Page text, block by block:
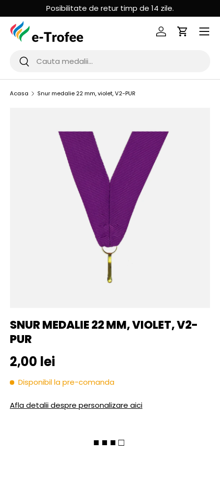
MERGI LA CONTINUT
Posibilitate de retur timp de 14 zile.
Cauta
Cauta
Logheaza-te
Cos de
Acasa Snur medalie 22 mm, violet, V2-PUR
SNUR MEDALIE 22 MM, VIOLET, V2-
PUR
Pret initial
2,00 lei
Disponibil la pre-comanda
Afla detalii despre personalizare aici
■ ■ ■ □